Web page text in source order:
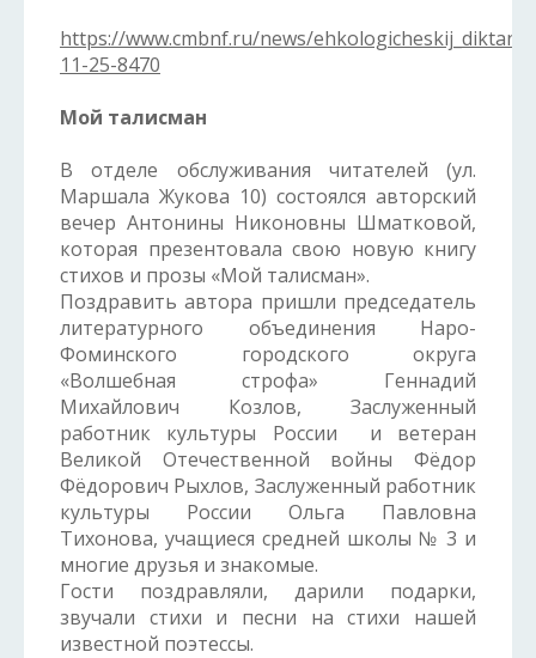
https://www.cmbnf.ru/news/ehkologicheskij_diktant/
11-25-8470
Мой талисман
В отделе обслуживания читателей (ул.
Маршала Жукова 10) состоялся авторский
вечер Антонины Никоновны Шматковой,
которая презентовала свою новую книгу
стихов и прозы «Мой талисман».
Поздравить автора пришли председатель
литературного объединения Наро-
Фоминского городского округа
«Волшебная строфа» Геннадий
Михайлович Козлов, Заслуженный
работник культуры России и ветеран
Великой Отечественной войны Фёдор
Фёдорович Рыхлов, Заслуженный работник
культуры России Ольга Павловна
Тихонова, учащиеся средней школы № 3 и
многие друзья и знакомые.
Гости поздравляли, дарили подарки,
звучали стихи и песни на стихи нашей
известной поэтессы.